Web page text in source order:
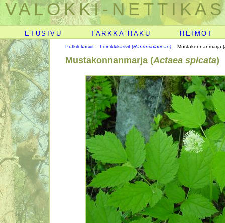
VALOKKI-
ETUSIVU TARKKA HAKU HEIMOT
Putkilokasvit :: Leinikkikasvit (Ranunculaceae) :: Mustakonnanmarja (
Mustakonnanmarja (Actaea spicata)